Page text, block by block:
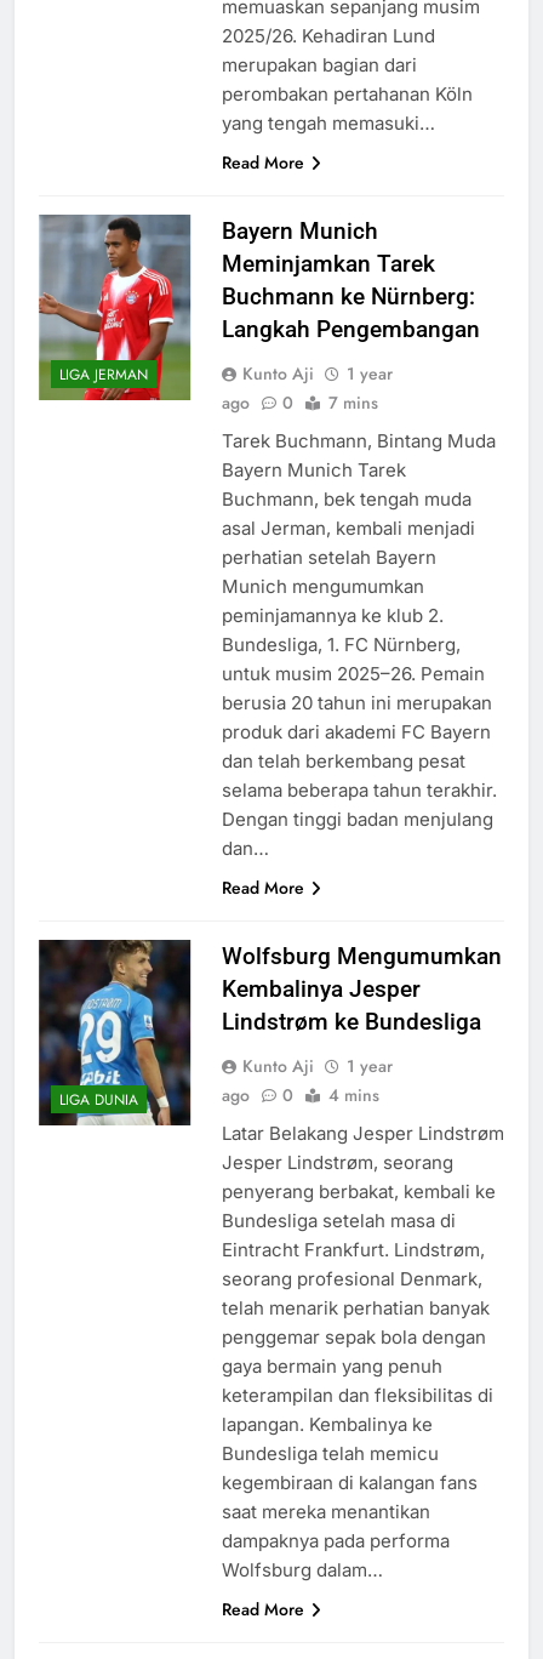
memuaskan sepanjang musim
2025/26. Kehadiran Lund
merupakan bagian dari
perombakan pertahanan Köln
yang tengah memasuki…
Read More
LIGA JERMAN
Bayern Munich
Meminjamkan Tarek
Buchmann ke Nürnberg:
Langkah Pengembangan
Kunto Aji
1 year
ago
0 7 mins
Tarek Buchmann, Bintang Muda
Bayern Munich Tarek
Buchmann, bek tengah muda
asal Jerman, kembali menjadi
perhatian setelah Bayern
Munich mengumumkan
peminjamannya ke klub 2.
Bundesliga, 1. FC Nürnberg,
untuk musim 2025–26. Pemain
berusia 20 tahun ini merupakan
produk dari akademi FC Bayern
dan telah berkembang pesat
selama beberapa tahun terakhir.
Dengan tinggi badan menjulang
dan…
Read More
LIGA DUNIA
Wolfsburg Mengumumkan
Kembalinya Jesper
Lindstrøm ke Bundesliga
Kunto Aji
1 year
ago
0 4 mins
Latar Belakang Jesper Lindstrøm
Jesper Lindstrøm, seorang
penyerang berbakat, kembali ke
Bundesliga setelah masa di
Eintracht Frankfurt. Lindstrøm,
seorang profesional Denmark,
telah menarik perhatian banyak
penggemar sepak bola dengan
gaya bermain yang penuh
keterampilan dan fleksibilitas di
lapangan. Kembalinya ke
Bundesliga telah memicu
kegembiraan di kalangan fans
saat mereka menantikan
dampaknya pada performa
Wolfsburg dalam…
Read More